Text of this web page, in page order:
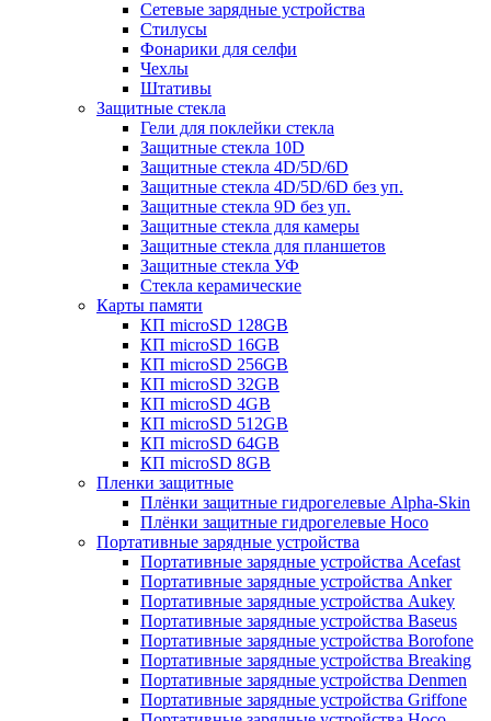
Сетевые зарядные устройства
Стилусы
Фонарики для селфи
Чехлы
Штативы
Защитные стекла
Гели для поклейки стекла
Защитные стекла 10D
Защитные стекла 4D/5D/6D
Защитные стекла 4D/5D/6D без уп.
Защитные стекла 9D без уп.
Защитные стекла для камеры
Защитные стекла для планшетов
Защитные стекла УФ
Стекла керамические
Карты памяти
КП microSD 128GB
КП microSD 16GB
КП microSD 256GB
КП microSD 32GB
КП microSD 4GB
КП microSD 512GB
КП microSD 64GB
КП microSD 8GB
Пленки защитные
Плёнки защитные гидрогелевые Alpha-Skin
Плёнки защитные гидрогелевые Hoco
Портативные зарядные устройства
Портативные зарядные устройства Acefast
Портативные зарядные устройства Anker
Портативные зарядные устройства Aukey
Портативные зарядные устройства Baseus
Портативные зарядные устройства Borofone
Портативные зарядные устройства Breaking
Портативные зарядные устройства Denmen
Портативные зарядные устройства Griffone